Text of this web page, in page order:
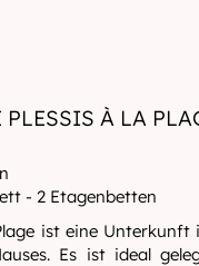
PLESSIS À LA
- 2 Etagenbetten
ist eine Unterkunft
Es ist ideal